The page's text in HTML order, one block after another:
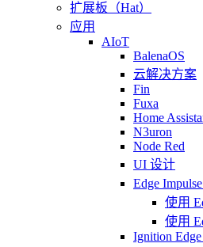
扩展板（Hat）
应用
AIoT
BalenaOS
云解决方案
Fin
Fuxa
Home
N3uron
Node Red
UI 设计
Edge
使用
使用
Ignition